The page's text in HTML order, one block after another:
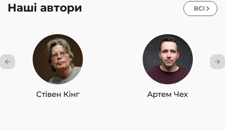
Наші автори ВСІ
Стівен Кінг Артем Чех